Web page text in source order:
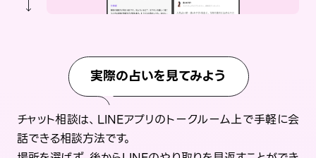
実際の占いを見てみよう
チャット相談は、LINEアプリのトークルーム上で手軽に会
話できる相談方法です。